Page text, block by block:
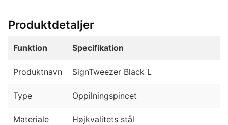
Produktdetaljer
Funktion Specifikation
Produktnavn SignTweezer Black L
Type Oppilningspincet
Materiale Højkvalitets stål